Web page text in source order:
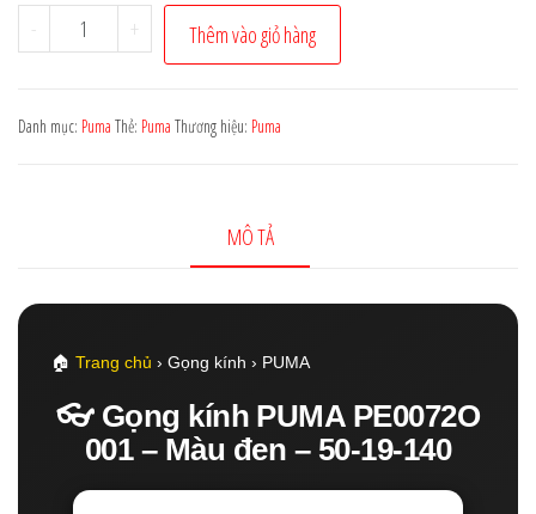
1.500.000 ₫.
là:
1.200.000 ₫.
-
Gọng
kính
PE0072O
+ Thêm vào giỏ hàng
Danh mục: Puma Thẻ: Puma Thương hiệu: Puma
MÔ TẢ
🏠 Trang chủ › Gọng kính › PUMA
👓 Gọng kính PUMA PE0072O
001 – Màu đen – 50-19-140